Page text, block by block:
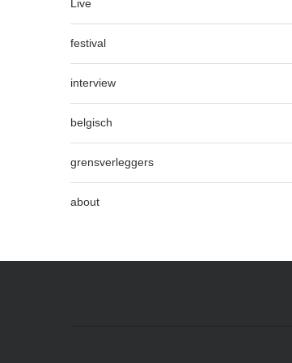
Live
festival
interview
belgisch
grensverleggers
about